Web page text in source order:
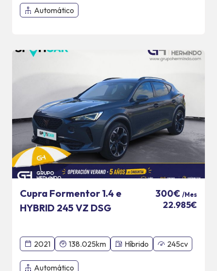
Automático
Cupra Formentor 1.4 e
HYBRID 245 VZ DSG
300€ /Mes
22.985€
2021 138.025km Híbrido 245cv
Automático